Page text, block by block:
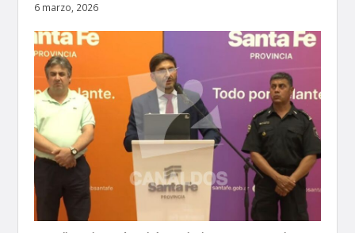
6 marzo, 2026